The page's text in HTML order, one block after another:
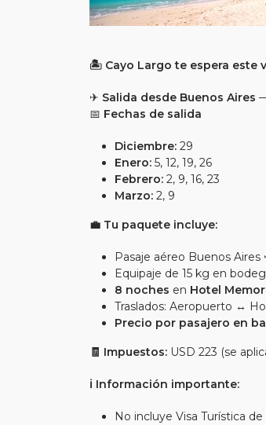
🏝️ Cayo Largo te espera este
✈ Salida desde Buenos Aires
📅 Fechas de salida
Diciembre: 29
Enero: 5, 12, 19, 26
Febrero: 2, 9, 16, 23
Marzo: 2, 9
💼 Tu paquete incluye:
Pasaje aéreo Buenos
Equipaje de 15 kg en
8 noches en Hotel
Traslados: Aeropuerto ↔
Precio por pasajero en
🧾 Impuestos: USD 223 (se
ℹ Información importante:
No incluye Visa Turística